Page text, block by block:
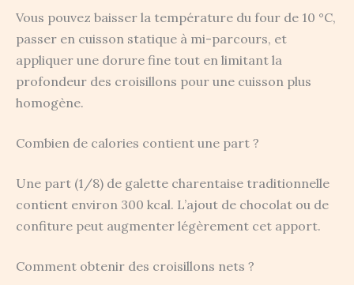
Vous pouvez baisser la température du four de 10 °C,
passer en cuisson statique à mi-parcours, et
appliquer une dorure fine tout en limitant la
profondeur des croisillons pour une cuisson plus
homogène.
Combien de calories contient une part ?
Une part (1/8) de galette charentaise traditionnelle
contient environ 300 kcal. L’ajout de chocolat ou de
confiture peut augmenter légèrement cet apport.
Comment obtenir des croisillons nets ?